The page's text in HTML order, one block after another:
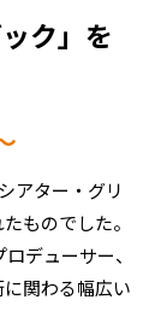
ク」を
アター・グリ
ものでした。
デューサー、
関わる幅広い